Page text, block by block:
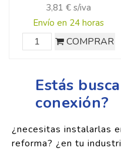
3,81 € s/iva
Envío en 24 horas
COMPRAR
Estás
conexión?
¿necesitas instalarlas
reforma? ¿en tu